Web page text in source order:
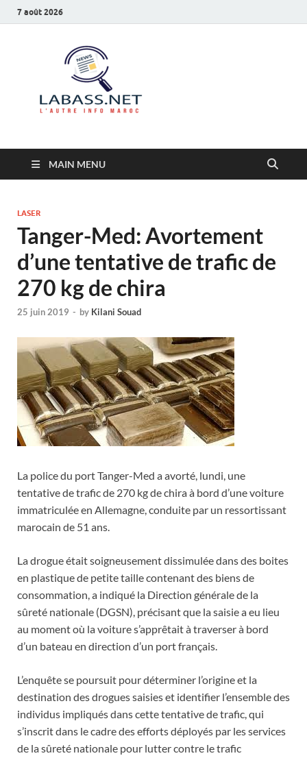
7 août 2026
MAIN MENU
LASER
Tanger-Med: Avortement
d’une tentative de trafic de
270 kg de chira
25 juin 2019 - by Kilani Souad
La police du port Tanger-Med a avorté, lundi, une
tentative de trafic de 270 kg de chira à bord d’une voiture
immatriculée en Allemagne, conduite par un ressortissant
marocain de 51 ans.
La drogue était soigneusement dissimulée dans des boites
en plastique de petite taille contenant des biens de
consommation, a indiqué la Direction générale de la
sûreté nationale (DGSN), précisant que la saisie a eu lieu
au moment où la voiture s’apprêtait à traverser à bord
d’un bateau en direction d’un port français.
L’enquête se poursuit pour déterminer l’origine et la
destination des drogues saisies et identifier l’ensemble des
individus impliqués dans cette tentative de trafic, qui
s’inscrit dans le cadre des efforts déployés par les services
de la sûreté nationale pour lutter contre le trafic